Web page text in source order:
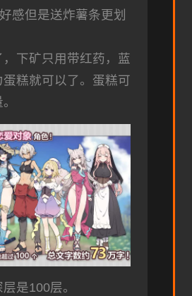
感但是送炸薯条更划
，下矿只用带红药，蓝
蛋糕就可以了。蛋糕可
是100层。